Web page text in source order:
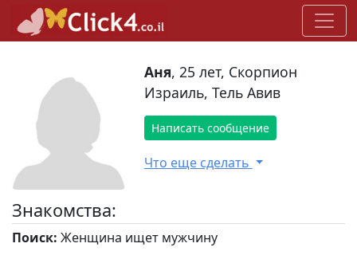
Аня, 25 лет, Скорпион
Израиль, Тель Авив
Написать сообщение
Что еще сделать
Знакомства:
Поиск: Женщина ищет мужчину